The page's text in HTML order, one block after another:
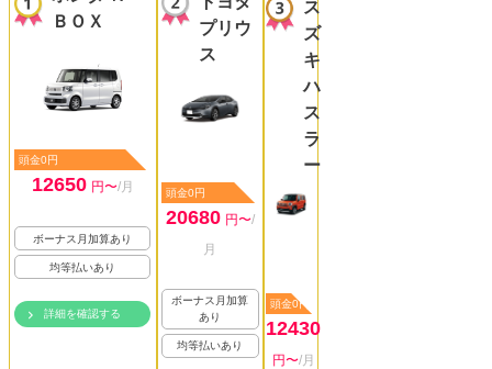
ＢＯＸ
頭金0円
12650 円〜/月
ボーナス月加算あり
均等払いあり
詳細を確認する
プリウ
ス
頭金0円
20680 円〜/
月
ボーナス月加算
あり
均等払いあり
ス
ズ
キ
ハ
ス
ラ
ー
頭金0円
12430
円〜/月